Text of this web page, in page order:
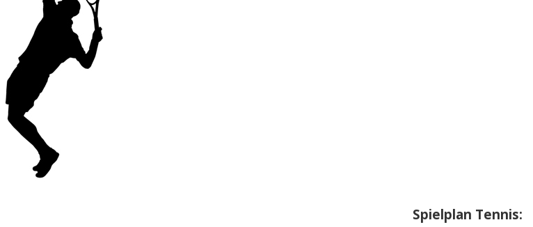
Spielplan Tennis: